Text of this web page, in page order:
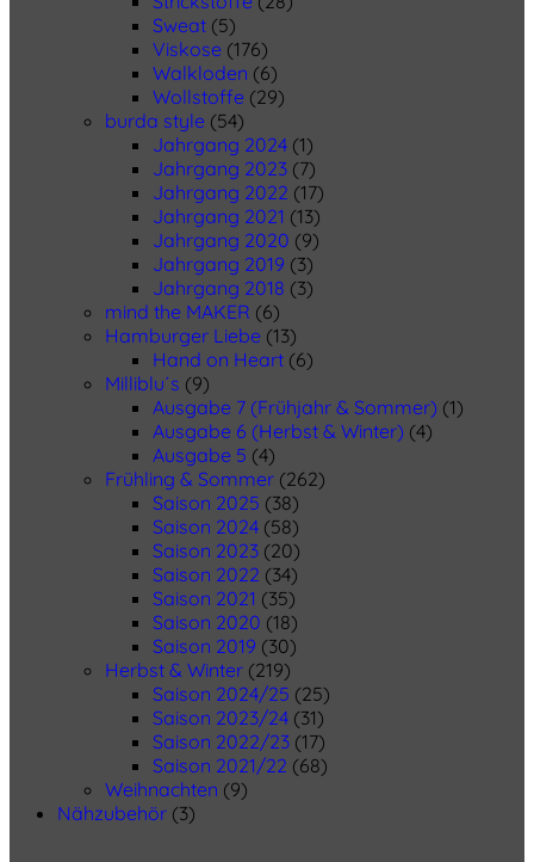
Sweat (5)
Viskose (176)
Walkloden (6)
Wollstoffe (29)
burda style (54)
Jahrgang 2024 (1)
Jahrgang 2023 (7)
Jahrgang 2022 (17)
Jahrgang 2021 (13)
Jahrgang 2020 (9)
Jahrgang 2019 (3)
Jahrgang 2018 (3)
mind the MAKER (6)
Hamburger Liebe (13)
Hand on Heart (6)
Milliblu´s (9)
Ausgabe 7 (Frühjahr & Sommer) (1)
Ausgabe 6 (Herbst & Winter) (4)
Ausgabe 5 (4)
Frühling & Sommer (262)
Saison 2025 (38)
Saison 2024 (58)
Saison 2023 (20)
Saison 2022 (34)
Saison 2021 (35)
Saison 2020 (18)
Saison 2019 (30)
Herbst & Winter (219)
Saison 2024/25 (25)
Saison 2023/24 (31)
Saison 2022/23 (17)
Saison 2021/22 (68)
Weihnachten (9)
Nähzubehör (3)